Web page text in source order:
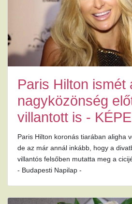
Paris Hilton ismét
nagyközönség
villantott is -
Paris Hilton koronás tiarában aligha
de az már annál inkább, hogy a
villantós felsőben mutatta meg a
- Budapesti Napilap -